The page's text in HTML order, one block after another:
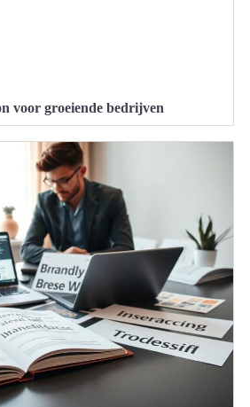
voor groeiende bedrijven